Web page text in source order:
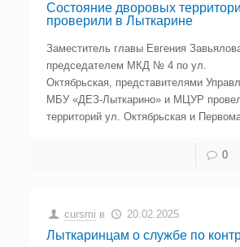
Состояние дворовых
проверили в Лыткарине
Заместитель главы Евгения
председателем МКД № 4 по ул.
Октябрьская, представителями
МБУ «ДЕЗ-Лыткарино» и МЦУР
территорий ул. Октябрьская и
0
cursmi в 20.02.2025
Лыткаринцам о службе по